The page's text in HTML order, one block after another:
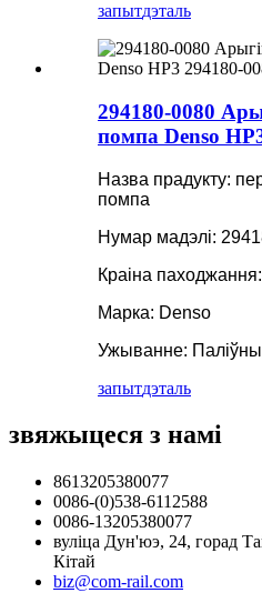
запытдэталь
294180-0080
помпа Denso
Назва прадукту:
помпа
Нумар мадэлі:
Краіна
Марка: Denso
Ужыванне:
запытдэталь
звяжыцеся з намі
8613205380077
0086-(0)538-6112588
0086-13205380077
вуліца Дун'юэ, 24, горад
Кітай
biz@com-rail.com